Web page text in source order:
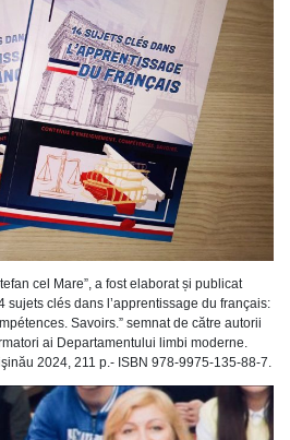
cel Mare”, a fost elaborat și publicat
sujets clés dans l’apprentissage du français:
Savoirs.” semnat de către autorii
ai Departamentului limbi moderne.
2024, 211 p.- ISBN 978-9975-135-88-7.